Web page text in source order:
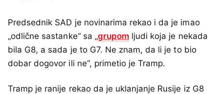
Predsednik SAD je novinarima rekao i da je imao
„odlične sastanke“ sa „grupom ljudi koja je nekada
bila G8, a sada je to G7. Ne znam, da li je to bio
dobar dogovor ili ne“, primetio je Tramp.
Tramp je ranije rekao da je uklanjanje Rusije iz G8